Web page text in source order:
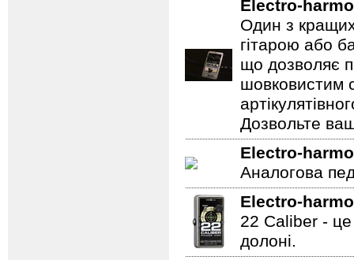
Electro-
Один з
гітарою або
що дозволяє
шовковистим
Дозвольте
Electro-
Аналогова
Electro-
22 Caliber - це
долоні.